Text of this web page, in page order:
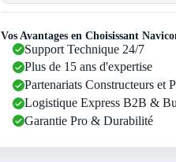
Vos Avantages en Choisissant
Support Technique 24/7
Plus de 15 ans d'expertise
Partenariats Constructeurs et
Logistique Express B2B &
Garantie Pro & Durabilité